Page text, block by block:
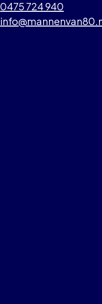
0475 724 940